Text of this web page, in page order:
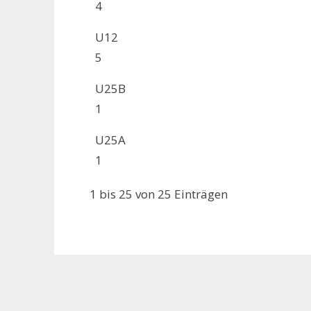
4
U12
5
U25B
1
U25A
1
1 bis 25 von 25 Einträgen